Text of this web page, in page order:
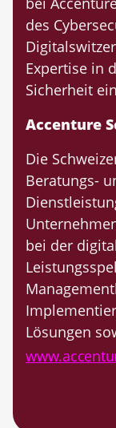
des
Expertise in
Sicherheit
Accenture
Die
Beratungs-
bei der
Lösungen